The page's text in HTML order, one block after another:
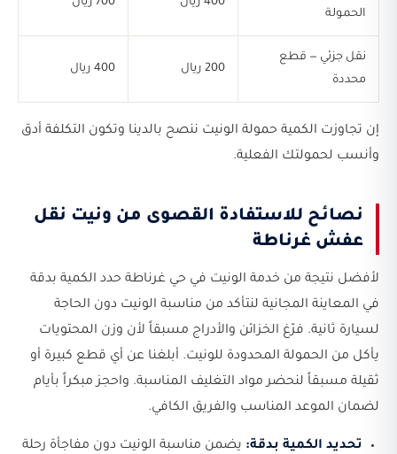
الحمولة
400 ريال 700 ريال
نقل جزئي — قطع
محددة
200 ريال 400 ريال
إن تجاوزت الكمية حمولة الونيت ننصح بالدينا وتكون التكلفة أدق
وأنسب لحمولتك الفعلية.
نصائح للاستفادة القصوى من ونيت نقل
عفش غرناطة
لأفضل نتيجة من خدمة الونيت في حي غرناطة حدد الكمية بدقة
في المعاينة المجانية لنتأكد من مناسبة الونيت دون الحاجة
لسيارة ثانية. فرّغ الخزائن والأدراج مسبقاً لأن وزن المحتويات
يأكل من الحمولة المحدودة للونيت. أبلغنا عن أي قطع كبيرة أو
ثقيلة مسبقاً لنحضر مواد التغليف المناسبة. واحجز مبكراً بأيام
لضمان الموعد المناسب والفريق الكافي.
تحديد الكمية بدقة: يضمن مناسبة الونيت دون مفاجأة رحلة